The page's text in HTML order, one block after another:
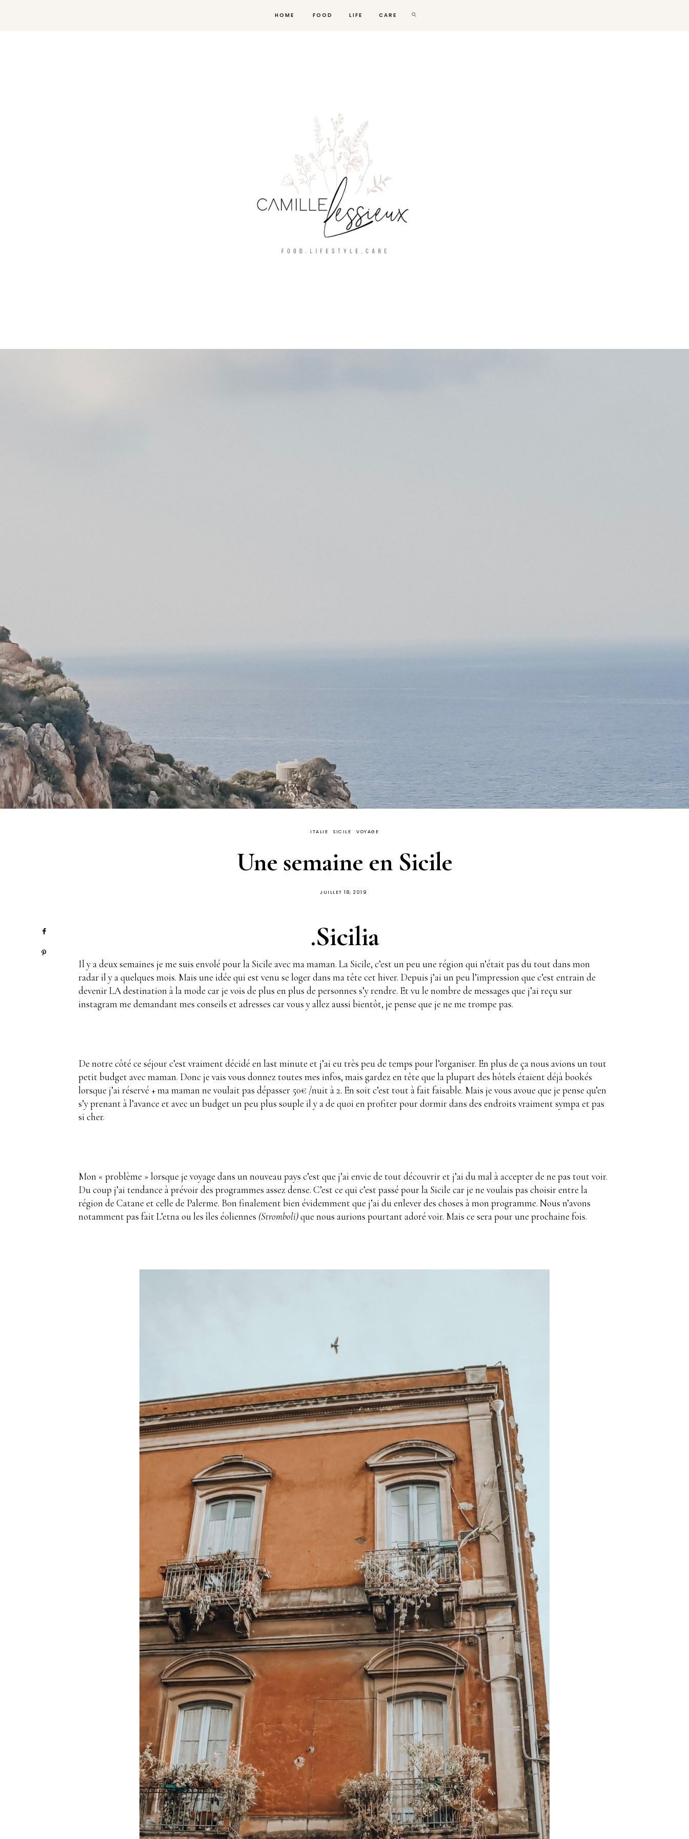
HOME FOOD LIFE CARE
ITALIE SICILE VOYAGE
Une semaine en Sicile
PUBLIÉ
JUILLET 18, 2019
.Sicilia
Il y a deux semaines je me suis envolé pour la Sicile avec ma maman. La Sicile, c’est un peu une région qui n’était pas du tout dans mon
radar il y a quelques mois. Mais une idée qui est venu se loger dans ma tête cet hiver. Depuis j’ai un peu l’impression que c’est entrain de
devenir LA destination à la mode car je vois de plus en plus de personnes s’y rendre. Et vu le nombre de messages que j’ai reçu sur
instagram me demandant mes conseils et adresses car vous y allez aussi bientôt, je pense que je ne me trompe pas.
De notre côté ce séjour c’est vraiment décidé en last minute et j’ai eu très peu de temps pour l’organiser. En plus de ça nous avions un tout
petit budget avec maman. Donc je vais vous donnez toutes mes infos, mais gardez en tête que la plupart des hôtels étaient déjà bookés
lorsque j’ai réservé + ma maman ne voulait pas dépasser 50€ /nuit à 2. En soit c’est tout à fait faisable. Mais je vous avoue que je pense qu’en
s’y prenant à l’avance et avec un budget un peu plus souple il y a de quoi en profiter pour dormir dans des endroits vraiment sympa et pas
si cher.
Mon « problème » lorsque je voyage dans un nouveau pays c’est que j’ai envie de tout découvrir et j’ai du mal à accepter de ne pas tout voir.
Du coup j’ai tendance à prévoir des programmes assez dense. C’est ce qui c’est passé pour la Sicile car je ne voulais pas choisir entre la
région de Catane et celle de Palerme. Bon finalement bien évidemment que j’ai du enlever des choses à mon programme. Nous n’avons
notamment pas fait L’etna ou les îles éoliennes (Stromboli)que nous aurions pourtant adoré voir. Mais ce sera pour une prochaine fois.